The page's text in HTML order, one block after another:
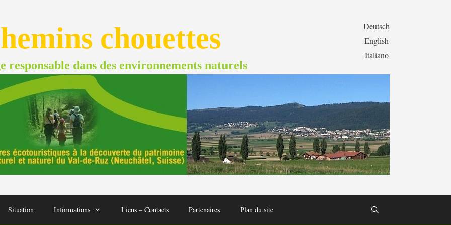
Deutsch
English
Italiano
chouettes
responsable dans des environnements naturels
Situation Informations Liens – Contacts Partenaires Plan du site